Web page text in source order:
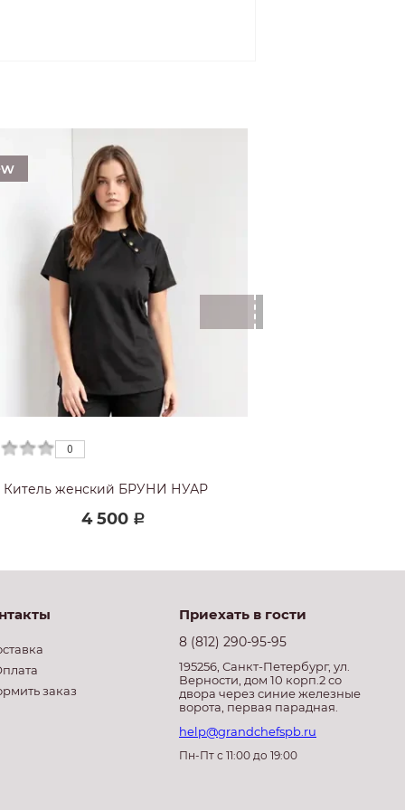
0
Китель женский БРУНИ НУАР
4 500 Р
заказ
Приехать в гости
8 (812) 290-95-95
195256, Санкт-Петербург, ул.
Верности, дом 10 корп.2 со
двора через синие железные
ворота, первая парадная.
help@grandchefspb.ru
Пн-Пт с 11:00 до 19:00